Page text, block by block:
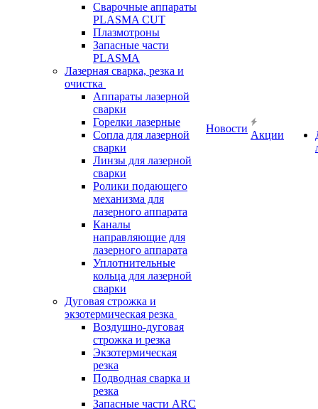
Сварочные аппараты
PLASMA CUT
Плазмотроны
Запасные части
PLASMA
Лазерная сварка, резка и
очистка
Аппараты лазерной
сварки
Горелки лазерные
Сопла для лазерной
сварки
Линзы для лазерной
сварки
Ролики подающего
механизма для
лазерного аппарата
Каналы
направляющие для
лазерного аппарата
Уплотнительные
кольца для лазерной
сварки
Дуговая строжка и
экзотермическая резка
Воздушно-дуговая
строжка и резка
Экзотермическая
резка
Подводная сварка и
резка
Запасные части ARC
Новости
Акции